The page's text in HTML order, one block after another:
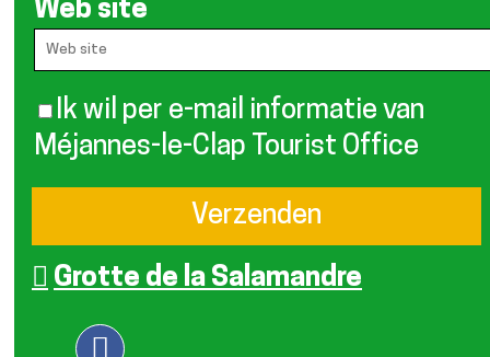
Web site
Ik wil per e-mail informatie van
Méjannes-le-Clap Tourist Office
Grotte de la Salamandre